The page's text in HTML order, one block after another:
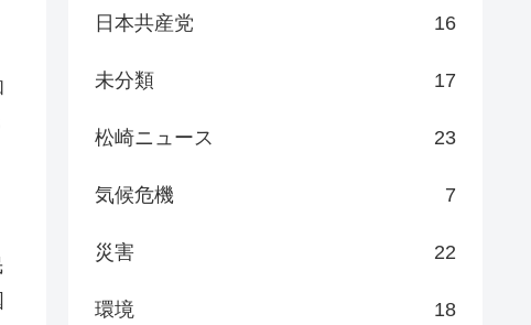
日本共産党 16
未分類 17
松崎ニュース 23
気候危機 7
災害 22
環境 18